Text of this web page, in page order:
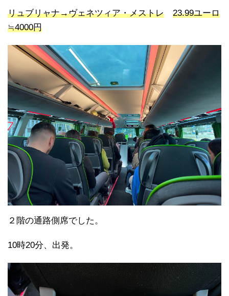
リュブリャナ→ヴェネツィア・メストレ
23.99ユーロ
≒4000円
２階の通路側席でした。
10時20分、出発。